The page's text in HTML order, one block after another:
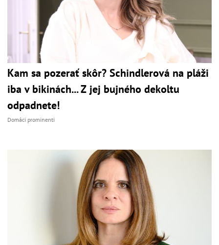
Kam sa pozerať skôr? Schindlerová na pláži
iba v bikinách... Z jej bujného dekoltu
odpadnete!
Domáci prominenti